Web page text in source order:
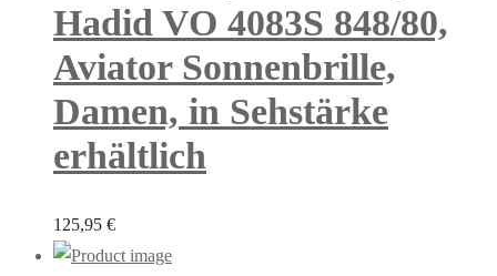
Hadid VO 4083S 848/80,
Aviator Sonnenbrille,
Damen, in Sehstärke
erhältlich
125,95 €